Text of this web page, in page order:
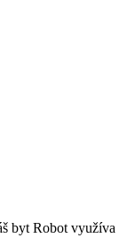
byt Robot využíva